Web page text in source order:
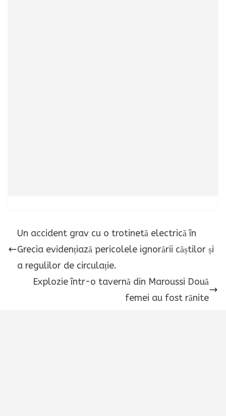
Un accident grav cu o trotinetă electrică în
Grecia evidențiază pericolele ignorării căștilor și
a regulilor de circulație.
Explozie într-o tavernă din Maroussi Două
femei au fost rănite